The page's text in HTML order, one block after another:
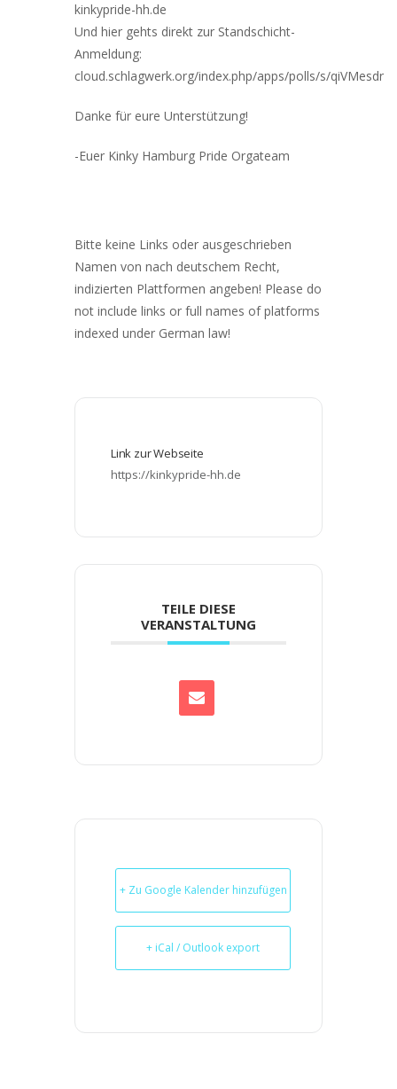
kinkypride-hh.de
Und hier gehts direkt zur Standschicht-
Anmeldung:
cloud.schlagwerk.org/index.php/apps/polls/s/qiVMesdr
Danke für eure Unterstützung!
-Euer Kinky Hamburg Pride Orgateam
Bitte keine Links oder ausgeschrieben
Namen von nach deutschem Recht,
indizierten Plattformen angeben! Please do
not include links or full names of platforms
indexed under German law!
Link zur Webseite
https://kinkypride-hh.de
TEILE DIESE
VERANSTALTUNG
+ Zu Google Kalender hinzufügen
+ iCal / Outlook export